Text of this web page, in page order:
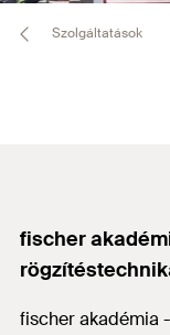
Szolgáltatások
fischer
fischer akadémia